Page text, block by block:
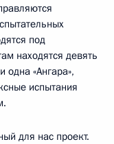
под
находятся девять
одна «Ангара»,
испытания
для нас проект.